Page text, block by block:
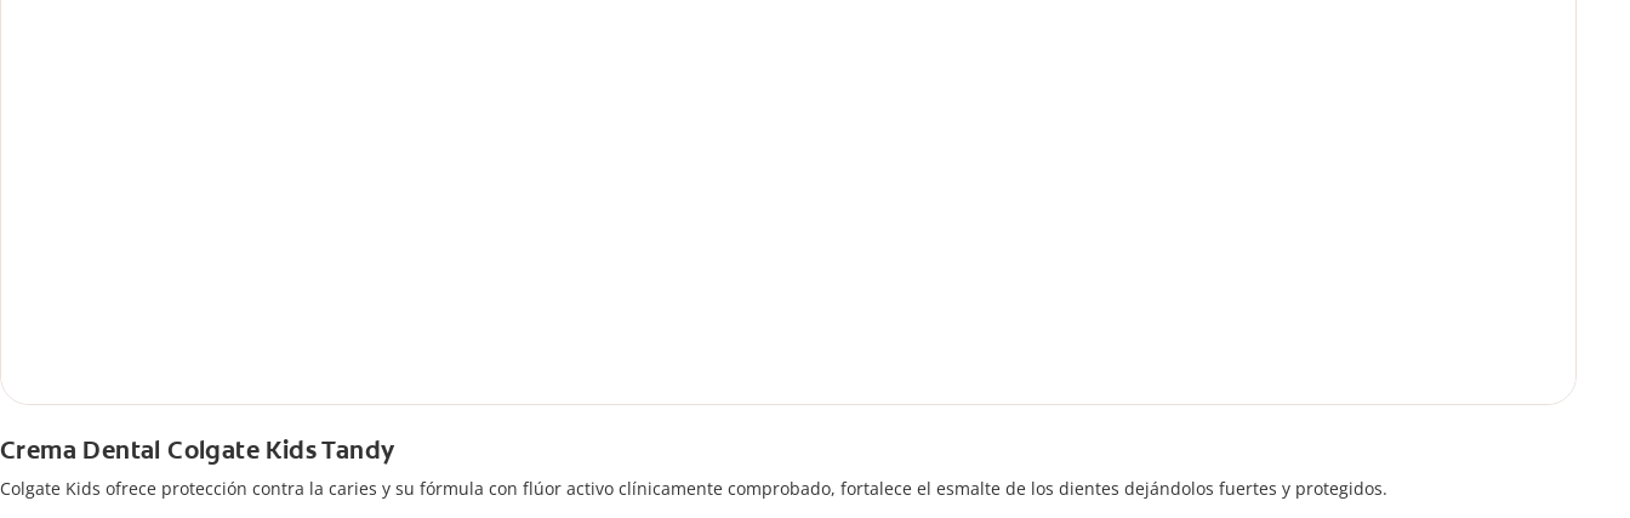
Crema Dental Colgate Kids Tandy
Colgate Kids ofrece protección contra la caries y su fórmula con flúor activo clínicamente comprobado, fortalece el esmalte de los dientes dejándolos fuertes y protegidos.